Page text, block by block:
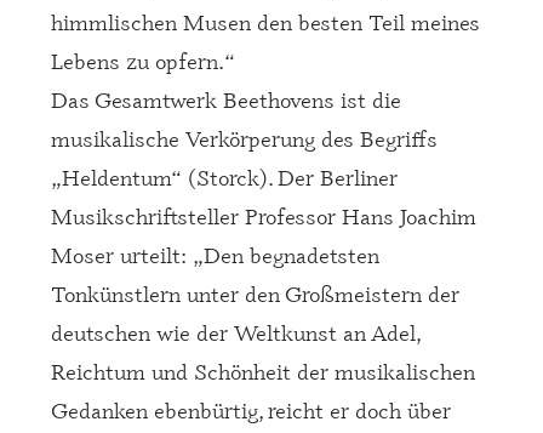
himmlischen Musen den besten Teil meines
Lebens zu opfern.“
Das Gesamtwerk Beethovens ist die
musikalische Verkörperung des Begriffs
„Heldentum“ (Storck). Der Berliner
Musikschriftsteller Professor Hans Joachim
Moser urteilt: „Den begnadetsten
Tonkünstlern unter den Großmeistern der
deutschen wie der Weltkunst an Adel,
Reichtum und Schönheit der musikalischen
Gedanken ebenbürtig, reicht er doch über